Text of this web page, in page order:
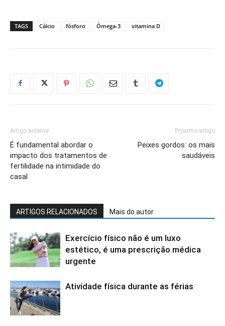
TAGS Cálcio fósforo Ómega-3 vitamina D
Artigo anterior
É fundamental abordar o
impacto dos tratamentos de
fertilidade na intimidade do
casal
Próximo artigo
Peixes gordos: os mais
saudáveis
ARTIGOS RELACIONADOS Mais do autor
Exercício físico não é um luxo
estético, é uma prescrição médica
urgente
Atividade física durante as férias